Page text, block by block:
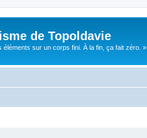
de Topoldavie
éléments sur un corps fini. À la fin, ça fait zéro. »